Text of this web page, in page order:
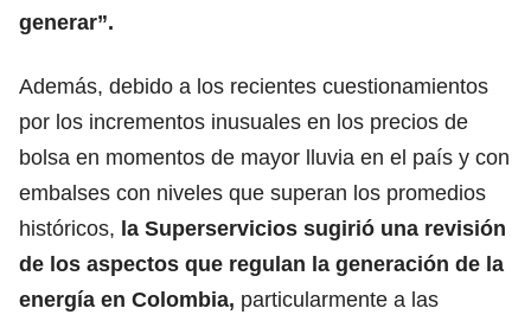
generar”.
Además, debido a los recientes cuestionamientos
por los incrementos inusuales en los precios de
bolsa en momentos de mayor lluvia en el país y con
embalses con niveles que superan los promedios
históricos, la Superservicios sugirió una revisión
de los aspectos que regulan la generación de la
energía en Colombia, particularmente a las